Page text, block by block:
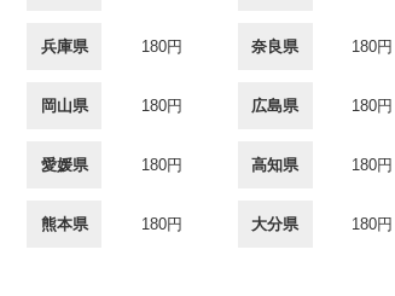
兵庫県 180円 奈良県 180円
岡山県 180円 広島県 180円
愛媛県 180円 高知県 180円
熊本県 180円 大分県 180円